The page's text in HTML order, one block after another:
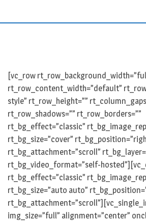
[vc_row
rt_row_content_width=”default”
style” rt_row_height=””
rt_row_shadows=”” rt_row_borders=””
rt_bg_effect=”classic”
rt_bg_size=”cover”
rt_bg_attachment=”scroll”
rt_bg_video_format=”self-
rt_bg_effect=”classic”
rt_bg_size=”auto auto”
img_size=”full” alignment=”center”